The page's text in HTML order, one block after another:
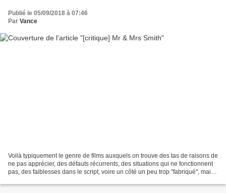
Publié le 05/09/2018 à 07:46
Par Vance
Voilà typiquement le genre de films auxquels on trouve des tas de raisons de
ne pas apprécier, des défauts récurrents, des situations qui ne fonctionnent
pas, des faiblesses dans le script, voire un côté un peu trop "fabriqué", mais